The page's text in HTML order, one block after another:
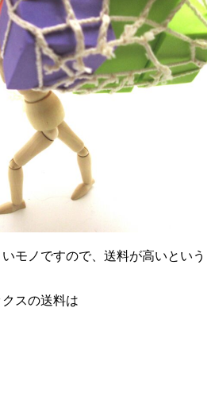
モノですので、送料が高いという
スの送料は